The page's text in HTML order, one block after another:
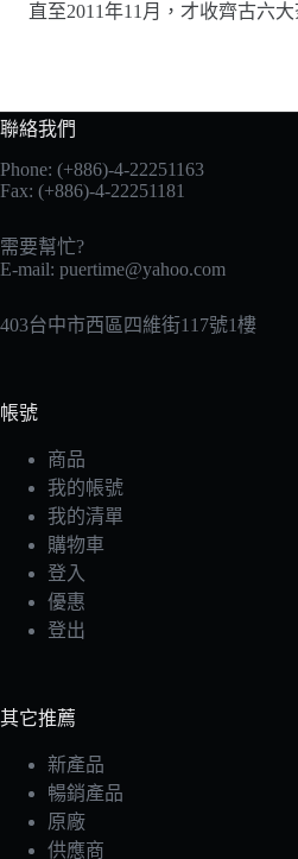
直至2011年11月，才收齊古六
聯絡我們
Phone: (+886)-4-22251163
Fax: (+886)-4-22251181
需要幫忙?
E-mail: puertime@yahoo.com
403台中市西區四維街117號1樓
帳號
商品
我的帳號
我的清單
購物車
登入
優惠
登出
其它推薦
新產品
暢銷產品
原廠
供應商